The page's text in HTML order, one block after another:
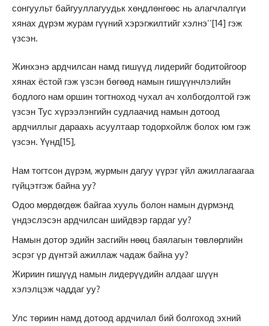
сонгуульт байгууллагуудьк хөндлөнгөөс нь алагчлалгүи
хянах дүрэм журам гүүний хэрэгжилтийг хэлнэ’’[14] гэж
үзсэн.
Жинхэнэ ардчилсан намд гишүүд лидерийг бодитойгоор
хянах ёстой гэж үзсэн бөгөөд намын гишүүнчлэлийн
бодлого нам оршин тогтноход чухал ач холбогдолтой гэж
үзсэн Тус хүрээлэнгийн судлаачид намын дотоод
ардчиллыг дараахь асуултаар тодорхойлж болох юм гэж
үзсэн. Үүнд[15],
Нам тогтсон дүрэм, журмын дагуу үүрэг үйл ажиллагаагаа
гүйцэтгэж байна уу?
Одоо мөрдөгдөж байгаа хууль болон намын дүрмэнд
үндэслэсэн ардчилсан шийдвэр гардаг уу?
Намын дотор эдийн засгийн нөөц баялагын төвлөрлийн
эсрэг үр дүнтэй ажиллаж чадаж байна уу?
Жириин гишүүд намын лидерүүдийн алдааг шүүн
хэлэлцэж чаддаг уу?
Улс төриин намд дотоод ардчилал бий болгоход эхний